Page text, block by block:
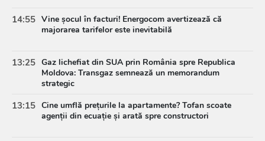
14:55 Vine șocul în facturi! Energocom avertizează că
majorarea tarifelor este inevitabilă
13:25 Gaz lichefiat din SUA prin România spre Republica
Moldova: Transgaz semnează un memorandum
strategic
13:15 Cine umflă prețurile la apartamente? Tofan scoate
agenții din ecuație și arată spre constructori